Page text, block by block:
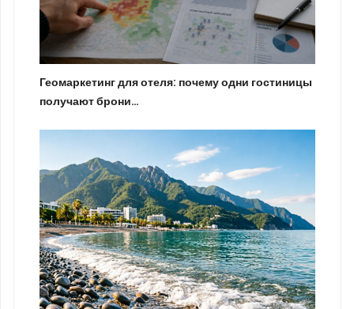
Геомаркетинг для отеля: почему одни гостиницы
получают брони…